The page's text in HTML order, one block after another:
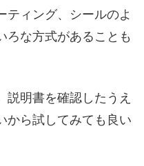
ティング、シールのよ
ろな方式があることも
説明書を確認したうえ
から試してみても良い